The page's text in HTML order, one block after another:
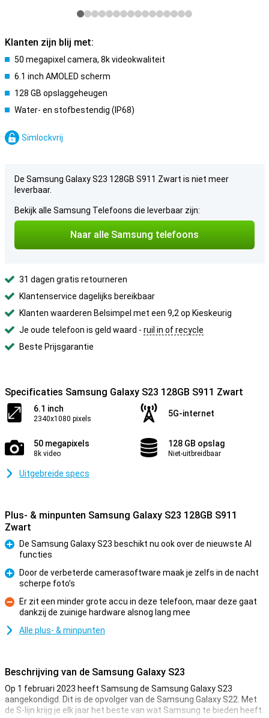
Klanten zijn blij met:
50 megapixel camera, 8k videokwaliteit
6.1 inch AMOLED scherm
128 GB opslaggeheugen
Water- en stofbestendig (IP68)
Simlockvrij
De Samsung Galaxy S23 128GB S911 Zwart is niet meer
leverbaar.
Bekijk alle Samsung Telefoons die leverbaar zijn:
Naar alle Samsung telefoons
31 dagen gratis retourneren
Klantenservice dagelijks bereikbaar
Klanten waarderen Belsimpel met een 9,2 op Kieskeurig
Je oude telefoon is geld waard - ruil in of recycle
Beste Prijsgarantie
Specificaties Samsung Galaxy S23 128GB S911 Zwart
6.1 inch
2340x1080 pixels
5G-internet
50 megapixels
8k video
128 GB opslag
Niet-uitbreidbaar
Uitgebreide specs
Plus- & minpunten Samsung Galaxy S23 128GB S911
Zwart
Pluspunt
De Samsung Galaxy S23 beschikt nu ook over de nieuwste AI
functies
Pluspunt
Door de verbeterde camerasoftware maak je zelfs in de nacht
scherpe foto’s
Minpunt
Er zit een minder grote accu in deze telefoon, maar deze gaat
dankzij de zuinige hardware alsnog lang mee
Alle plus- & minpunten
Beschrijving van de Samsung Galaxy S23
Op 1 februari 2023 heeft Samsung de Samsung Galaxy S23
aangekondigd. Dit is de opvolger van de Samsung Galaxy S22. Met
de S-lijn krijg je elk jaar het beste van wat Samsung te bieden heeft.